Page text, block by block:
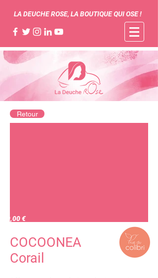
LA DEUCHE ROSE, LA BOUTIQUE QUI OSE !
Retour
COCOONEA
Corail
49,00 €